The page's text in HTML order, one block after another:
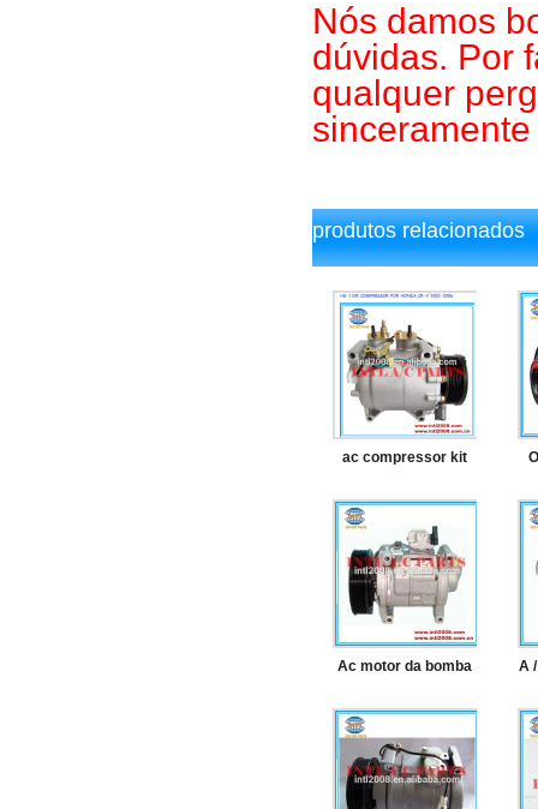
Nós damos
dúvidas. Por
qualquer
produtos relacionados
ac compressor kit
hs110r oem
38810pnb006 57881
6890701
Ac motor da bomba
ex-l 2.4l compressor
ar condicionado
A